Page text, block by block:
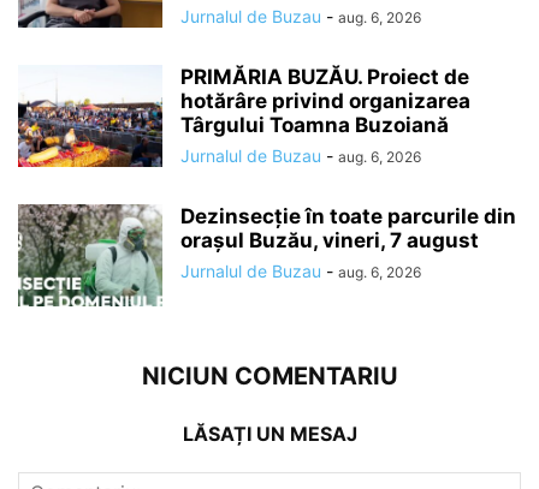
Jurnalul de Buzau - aug. 6, 2026
PRIMĂRIA BUZĂU. Proiect de
hotărâre privind organizarea
Târgului Toamna Buzoiană
Jurnalul de Buzau - aug. 6, 2026
Dezinsecție în toate parcurile din
orașul Buzău, vineri, 7 august
Jurnalul de Buzau - aug. 6, 2026
NICIUN COMENTARIU
LĂSAȚI UN MESAJ